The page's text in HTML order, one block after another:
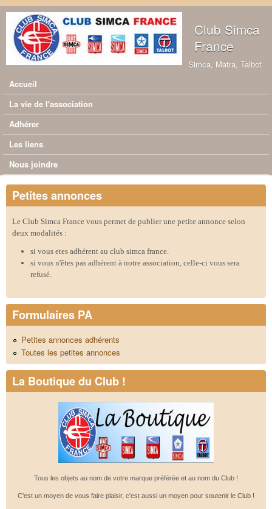
Aller au contenu principal
Club Simca
France
Simca, Matra, Talbot
Menu principal
Accueil
La vie de l'association
Adhérer
Les liens
Nous joindre
Petites annonces
Le Club Simca France vous permet de publier une petite annonce selon
deux modalités :
si vous etes adhérent au club simca france.
si vous n'êtes pas adhérent à notre association, celle-ci vous sera
refusé.
Formulaires PA
Petites annonces adhérents
Toutes les petites annonces
La Boutique du Club !
Tous les objets au nom de votre marque préférée et au nom du Club !
C'est un moyen de vous faire plaisir, c'est aussi un moyen pour soutenir le Club !